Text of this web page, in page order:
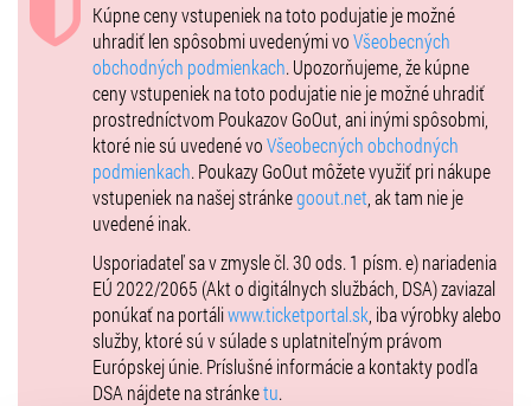
Kúpne ceny vstupeniek na toto podujatie je možné
uhradiť len spôsobmi uvedenými voVšeobecných
obchodných podmienkach. Upozorňujeme, že kúpne
ceny vstupeniek na toto podujatie nie je možné uhradiť
prostredníctvom Poukazov GoOut, ani inými spôsobmi,
ktoré nie sú uvedené voVšeobecných obchodných
podmienkach. Poukazy GoOut môžete využiť pri nákupe
vstupeniek na našej stránkegoout.net , ak tam nie je
uvedené inak.
Usporiadateľ sa v zmysle čl. 30 ods. 1 písm. e) nariadenia
EÚ 2022/2065 (Akt o digitálnych službách, DSA) zaviazal
ponúkať na portáliwww.ticketportal.sk , iba výrobky alebo
služby, ktoré sú v súlade s uplatniteľným právom
Európskej únie. Príslušné informácie a kontakty podľa
DSA nájdete na stránketu.